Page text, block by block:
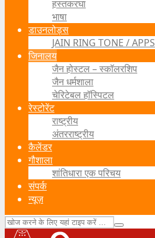
हस्तकरघा
भाषा
डाउनलोड्स
JAIN RING TONE / APPS
जिनालय
जैन होस्टल – स्कॉलरशिप
जैन धर्मशाला
चेरिटेबल हॉस्पिटल
रेस्टोरेंट
राष्ट्रीय
अंतरराष्ट्रीय
कैलेंडर
गौशाला
शांतिधारा एक परिचय
संपर्क
न्यूज़